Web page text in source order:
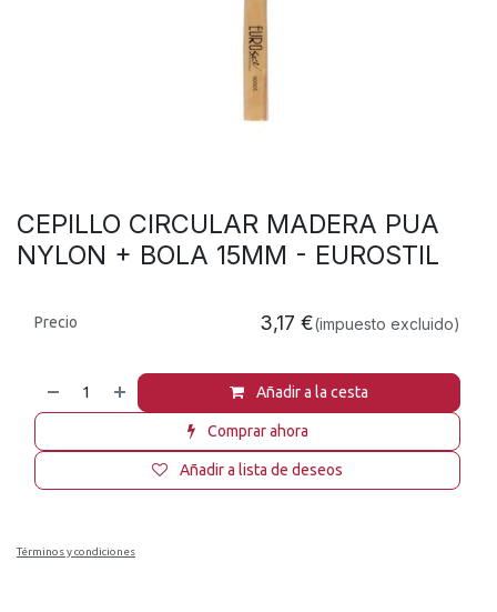
CEPILLO CIRCULAR MADERA PUA
NYLON + BOLA 15MM - EUROSTIL
Añadir a la cesta
Comprar ahora
Añadir a lista de deseos
Precio 3,17 €(impuesto excluido)
Términos y condiciones